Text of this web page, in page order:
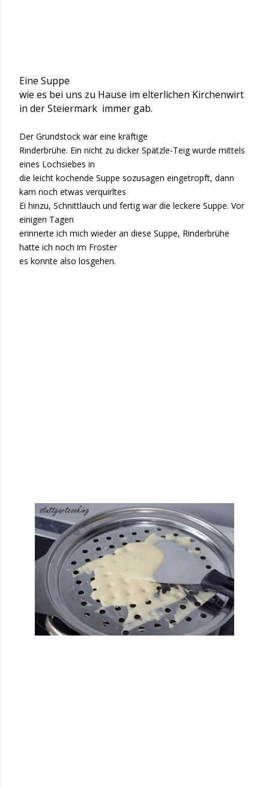
Eine Suppe
wie es bei uns zu Hause im elterlichen Kirchenwirt
in der Steiermark immer gab.
Der Grundstock war eine kräftige
Rinderbrühe. Ein nicht zu dicker Spätzle-Teig wurde mittels
eines Lochsiebes in
die leicht kochende Suppe sozusagen eingetropft, dann
kam noch etwas verquirltes
Ei hinzu, Schnittlauch und fertig war die leckere Suppe. Vor
einigen Tagen
erinnerte ich mich wieder an diese Suppe, Rinderbrühe
hatte ich noch im Froster
es konnte also losgehen.